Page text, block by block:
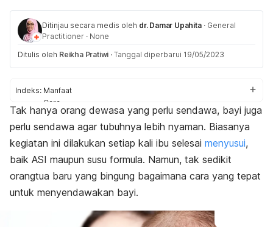
Ditinjau secara medis oleh dr. Damar Upahita · General
Practitioner · None
Ditulis oleh Reikha Pratiwi · Tanggal diperbarui 19/05/2023
Indeks: Manfaat
Cara
Bagaimana bila sendawa tidak efektif?
Tak hanya orang dewasa yang perlu sendawa, bayi juga
perlu sendawa agar tubuhnya lebih nyaman. Biasanya
kegiatan ini dilakukan setiap kali ibu selesai menyusui,
baik ASI maupun susu formula. Namun, tak sedikit
orangtua baru yang bingung bagaimana cara yang tepat
untuk menyendawakan bayi.